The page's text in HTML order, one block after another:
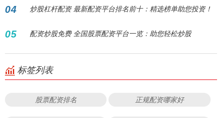
04 炒股杠杆配资 最新配资平台排名前十：精选榜单助您投资！
05 配资炒股免费 全国股票配资平台一览：助您轻松炒股
标签列表
股票配资排名 正规配资哪家好